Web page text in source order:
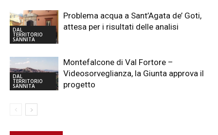
DAL
TERRITORIO
SANNITA
Problema acqua a Sant’Agata de’ Goti,
attesa per i risultati delle analisi
DAL
TERRITORIO
SANNITA
Montefalcone di Val Fortore –
Videosorveglianza, la Giunta approva il
progetto